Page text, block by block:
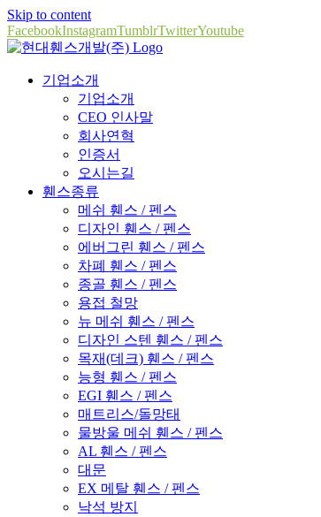
Skip to content
FacebookInstagramTumblrTwitterYoutube
기업소개
기업소개
CEO 인사말
회사연혁
인증서
오시는길
휀스종류
메쉬 휀스 / 펜스
디자인 휀스 / 펜스
에버그린 휀스 / 펜스
차폐 휀스 / 펜스
종골 휀스 / 펜스
용접 철망
뉴 메쉬 휀스 / 펜스
디자인 스텐 휀스 / 펜스
목재(데크) 휀스 / 펜스
능형 휀스 / 펜스
EGI 휀스 / 펜스
매트리스/돌망태
물방울 메쉬 휀스 / 펜스
AL 휀스 / 펜스
대문
EX 메탈 휀스 / 펜스
낙석 방지